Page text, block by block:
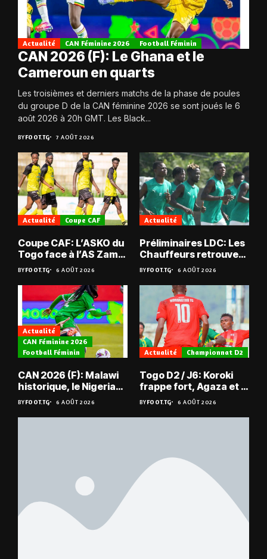
Actualité CAN Féminine 2026 Football Féminin
CAN 2026 (F): Le Ghana et le
Cameroun en quarts
Les troisièmes et derniers matchs de la phase de poules
du groupe D de la CAN féminine 2026 se sont joués le 6
août 2026 à 20h GMT. Les Black...
BYFOOT.TG 7 AOÛT 2026
Actualité Coupe CAF
Coupe CAF: L’ASKO du
Togo face à l’AS Zam
du Niger
BYFOOT.TG 6 AOÛT 2026
Actualité
Préliminaires LDC: Les
Chauffeurs retrouvent
les Mimos
BYFOOT.TG 6 AOÛT 2026
Actualité
CAN Féminine 2026
Football Féminin
CAN 2026 (F): Malawi
historique, le Nigeria
sauvé, la Zambie
éliminée
BYFOOT.TG 6 AOÛT 2026
Actualité Championnat D2
Togo D2 / J6: Koroki
frappe fort, Agaza et la
JCA assurent,
suspense avant Sara
FC – Doumbé FC
BYFOOT.TG 6 AOÛT 2026